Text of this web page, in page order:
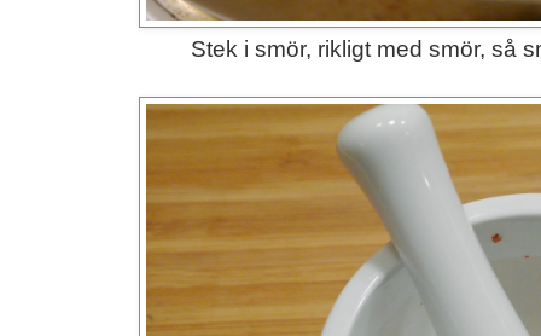
Stek i smör, rikligt med smör, så